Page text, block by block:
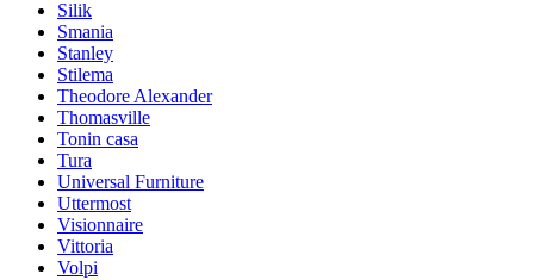
Silik
Smania
Stanley
Stilema
Theodore Alexander
Thomasville
Tonin casa
Tura
Universal Furniture
Uttermost
Visionnaire
Vittoria
Volpi